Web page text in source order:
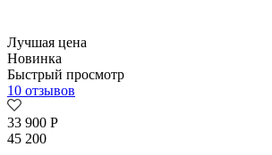
Лучшая цена
Новинка
Быстрый просмотр
10 отзывов
33 900 Р
45 200